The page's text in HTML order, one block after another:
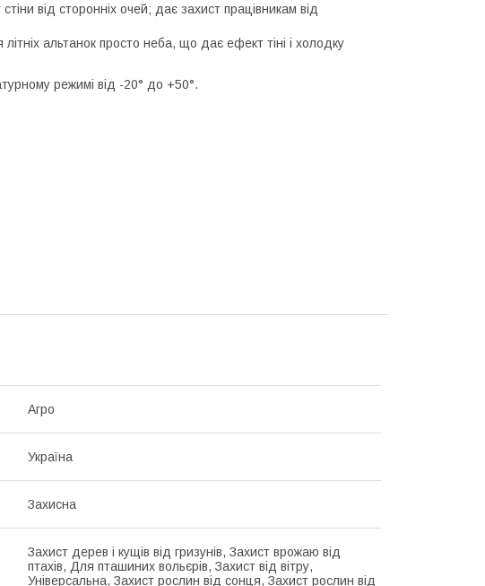
від сторонніх очей; дає захист працівникам від
альтанок просто неба, що дає ефект тіні і холодку
режимі від -20° до +50°.
Агро
Україна
Захисна
Захист дерев і кущів від гризунів, Захист врожаю від
птахів, Для пташиних вольєрів, Захист від вітру,
Універсальна, Захист рослин від сонця, Захист рослин від